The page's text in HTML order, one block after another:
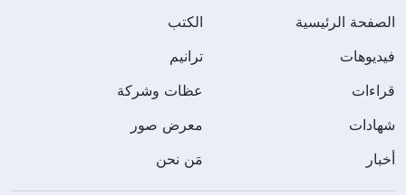
الصفحة الرئيسية
الكتب
فيديوهات
ترانيم
قراءات
عظات وشركة
شهادات
معرض صور
أخبار
مَن نحن